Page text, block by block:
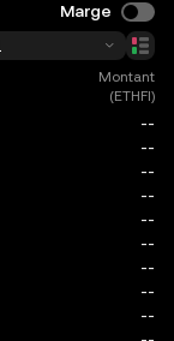
Marge
Montant
(ETHFI)